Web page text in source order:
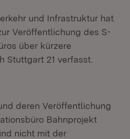
und Infrastruktur hat
Veröffentlichung des S-
über kürzere
Stuttgart 21 verfasst.
deren Veröffentlichung
Bahnprojekt
nicht mit der